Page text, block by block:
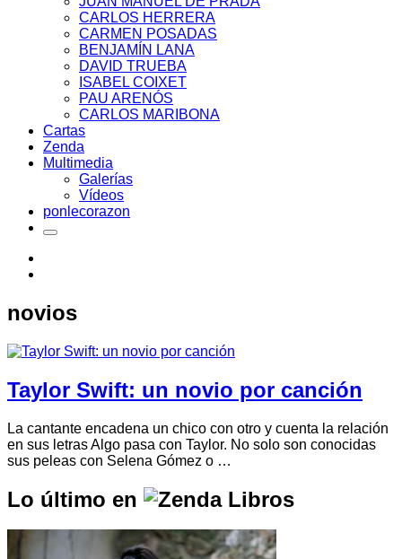
CARLOS HERRERA
CARMEN POSADAS
BENJAMÍN LANA
DAVID TRUEBA
ISABEL COIXET
PAU ARENÓS
CARLOS MARIBONA
Cartas
Zenda
Multimedia
Galerías
Vídeos
ponlecorazon
novios
Taylor Swift: un novio por canción
La cantante encadena un chico con otro y cuenta la relación
en sus letras Algo pasa con Taylor. No solo son conocidas
sus peleas con Selena Gómez o …
Lo último en